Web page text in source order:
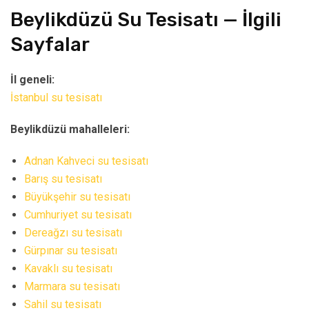
Beylikdüzü Su Tesisatı — İlgili
Sayfalar
İl geneli:
İstanbul su tesisatı
Beylikdüzü mahalleleri:
Adnan Kahveci su tesisatı
Barış su tesisatı
Büyükşehir su tesisatı
Cumhuriyet su tesisatı
Dereağzı su tesisatı
Gürpınar su tesisatı
Kavaklı su tesisatı
Marmara su tesisatı
Sahil su tesisatı